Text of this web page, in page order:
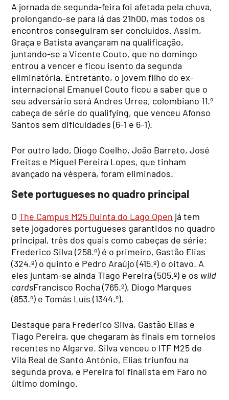
A jornada de segunda-feira foi afetada pela chuva,
prolongando-se para lá das 21h00, mas todos os
encontros conseguiram ser concluídos. Assim,
Graça e Batista avançaram na qualificação,
juntando-se a Vicente Couto, que no domingo
entrou a vencer e ficou isento da segunda
eliminatória. Entretanto, o jovem filho do ex-
internacional Emanuel Couto ficou a saber que o
seu adversário será Andres Urrea, colombiano 11.º
cabeça de série do qualifying, que venceu Afonso
Santos sem dificuldades (6-1 e 6-1).
Por outro lado, Diogo Coelho, João Barreto, José
Freitas e Miguel Pereira Lopes, que tinham
avançado na véspera, foram eliminados.
Sete portugueses no quadro principal
OThe Campus M25 Quinta do Lago Open já tem
sete jogadores portugueses garantidos no quadro
principal, três dos quais como cabeças de série:
Frederico Silva (258.º) é o primeiro, Gastão Elias
(324.º) o quinto e Pedro Araújo (415.º) o oitavo. A
eles juntam-se ainda Tiago Pereira (505.º) e os wild
cardsFrancisco Rocha (765.º), Diogo Marques
(853.º) e Tomás Luís (1344.º).
Destaque para Frederico Silva, Gastão Elias e
Tiago Pereira, que chegaram às finais em torneios
recentes no Algarve. Silva venceu o ITF M25 de
Vila Real de Santo António, Elias triunfou na
segunda prova, e Pereira foi finalista em Faro no
último domingo.